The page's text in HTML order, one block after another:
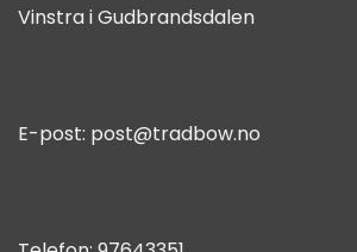
Vinstra i Gudbrandsdalen
E-post: post@tradbow.no